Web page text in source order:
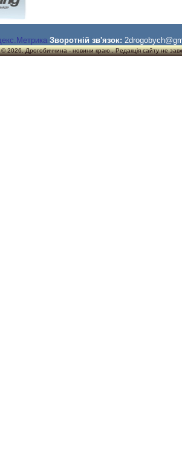
Зворотній зв'язок:
2026. Дрогобиччина - новини краю . Редакція сайту не